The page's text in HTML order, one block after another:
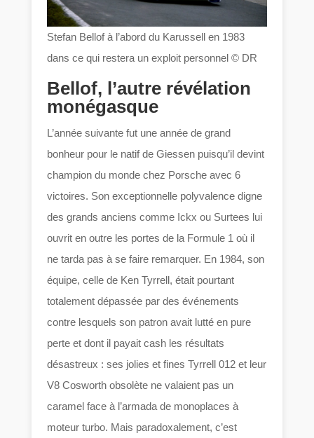
Stefan Bellof à l’abord du Karussell en 1983
dans ce qui restera un exploit personnel © DR
Bellof, l’autre révélation
monégasque
L’année suivante fut une année de grand
bonheur pour le natif de Giessen puisqu’il devint
champion du monde chez Porsche avec 6
victoires. Son exceptionnelle polyvalence digne
des grands anciens comme Ickx ou Surtees lui
ouvrit en outre les portes de la Formule 1 où il
ne tarda pas à se faire remarquer. En 1984, son
équipe, celle de Ken Tyrrell, était pourtant
totalement dépassée par des événements
contre lesquels son patron avait lutté en pure
perte et dont il payait cash les résultats
désastreux : ses jolies et fines Tyrrell 012 et leur
V8 Cosworth obsolète ne valaient pas un
caramel face à l’armada de monoplaces à
moteur turbo. Mais paradoxalement, c’est